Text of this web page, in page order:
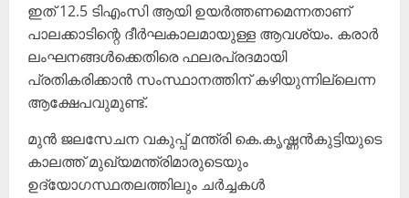
ഇത് 12.5 ടിഎംസി ആയി ഉയർത്തണമെന്നതാണ്
പാലക്കാടിന്റെ ദീർഘകാലമായുള്ള ആവശ്യം. കരാർ
ലംഘനങ്ങൾക്കെതിരെ ഫലരപ്രദമായി
പ്രതികരിക്കാൻ സംസ്ഥാനത്തിന് കഴിയുന്നില്ലെന്ന
ആക്ഷേപവുമുണ്ട്.
മുൻ ജലസേചന വകുപ്പ് മന്ത്രി കെ.കൃഷ്ണൻകുട്ടിയുടെ
കാലത്ത് മുഖ്യമന്ത്രിമാരുടെയും
ഉദ്യോഗസ്ഥതലത്തിലും ചർച്ചകൾ